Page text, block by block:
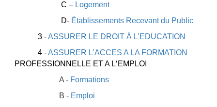
C – Logement
D- Établissements Recevant du Public
3 -ASSURER LE DROIT À L’EDUCATION
4 -ASSURER L’ACCES A LA FORMATION
PROFESSIONNELLE ET A L‘EMPLOI
A - Formations
B - Emploi